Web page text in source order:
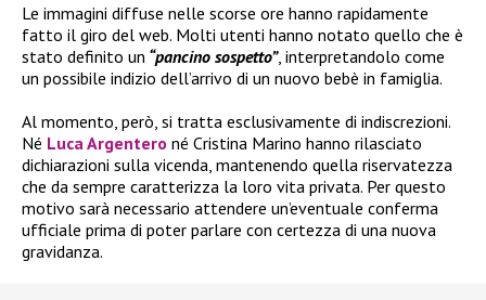
Le immagini diffuse nelle scorse ore hanno rapidamente
fatto il giro del web. Molti utenti hanno notato quello che è
stato definito un “pancino sospetto”, interpretandolo come
un possibile indizio dell’arrivo di un nuovo bebè in famiglia.
Al momento, però, si tratta esclusivamente di indiscrezioni.
Né Luca Argentero né Cristina Marino hanno rilasciato
dichiarazioni sulla vicenda, mantenendo quella riservatezza
che da sempre caratterizza la loro vita privata. Per questo
motivo sarà necessario attendere un’eventuale conferma
ufficiale prima di poter parlare con certezza di una nuova
gravidanza.